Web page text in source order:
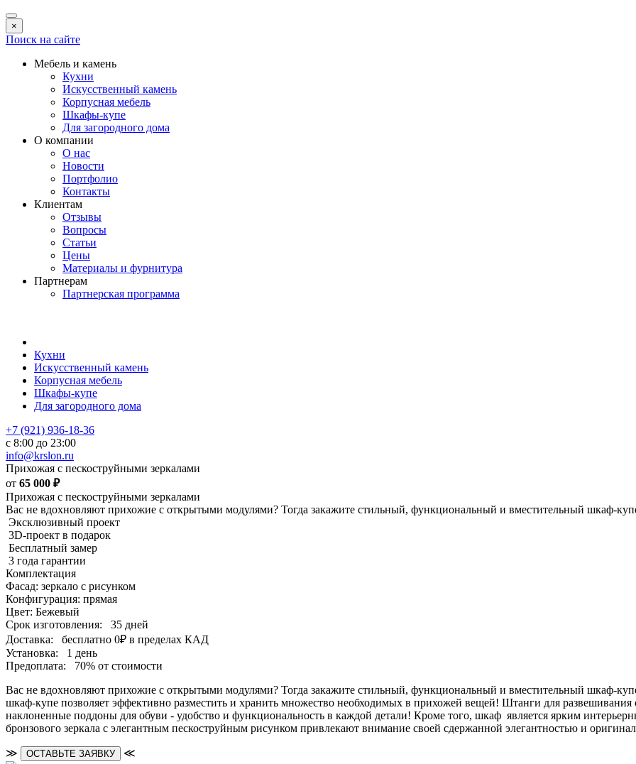
×
Поиск на сайте
Мебель и камень
Кухни
Искусственный камень
Корпусная мебель
Шкафы-купе
Для загородного дома
О компании
О нас
Новости
Портфолио
Контакты
Клиентам
Отзывы
Вопросы
Статьи
Цены
Материалы и фурнитура
Партнерам
Партнерская программа
Кухни
Искусственный камень
Корпусная мебель
Шкафы-купе
Для загородного дома
+7 (921) 936-18-36
с 8:00 до 23:00
info@krslon.ru
Прихожая с пескоструйными зеркалами
от 65 000 ₽
Прихожая с пескоструйными зеркалами
Вас не вдохновляют прихожие с открытыми модулями? Тогда закажите стильный, функциональный и вместительный шкаф-
Эксклюзивный проект
3D-проект в подарок
Бесплатный замер
3 года гарантии
Комплектация
Фасад: зеркало с рисунком
Конфигурация: прямая
Цвет: Бежевый
Срок изготовления:
35 дней
Доставка:
бесплатно 0₽ в пределах КАД
Установка:
1 день
Предоплата:
70% от стоимости
Вас не вдохновляют прихожие с открытыми модулями? Тогда закажите стильный, функциональный и вместительный шкаф-
шкаф-купе позволяет эффективно разместить и хранить множество необходимых в прихожей вещей! Штанги для
наклоненные поддоны для обуви - удобство и функциональность в каждой детали! Кроме того, шкаф является ярким
бронзового зеркала с элегантным пескоструйным рисунком привлекают внимание своей сдержанной элегантностью и
≫ ОСТАВЬТЕ ЗАЯВКУ ≪